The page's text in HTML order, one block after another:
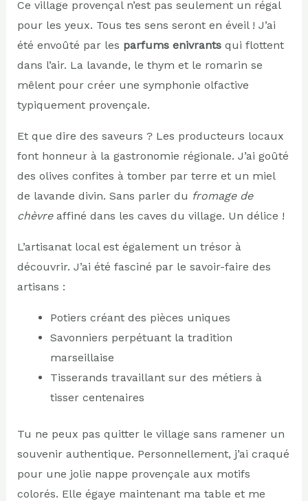
Ce village provençal n’est pas seulement un régal
pour les yeux. Tous tes sens seront en éveil ! J’ai
été envoûté par les parfums enivrantsqui flottent
dans l’air. La lavande, le thym et le romarin se
mêlent pour créer une symphonie olfactive
typiquement provençale.
Et que dire des saveurs ? Les producteurs locaux
font honneur à la gastronomie régionale. J’ai goûté
des olives confites à tomber par terre et un miel
de lavande divin. Sans parler du fromage de
chèvreaffiné dans les caves du village. Un délice !
L’artisanat local est également un trésor à
découvrir. J’ai été fasciné par le savoir-faire des
artisans :
Potiers créant des pièces uniques
Savonniers perpétuant la tradition
marseillaise
Tisserands travaillant sur des métiers à
tisser centenaires
Tu ne peux pas quitter le village sans ramener un
souvenir authentique. Personnellement, j’ai craqué
pour une jolie nappe provençale aux motifs
colorés. Elle égaye maintenant ma table et me